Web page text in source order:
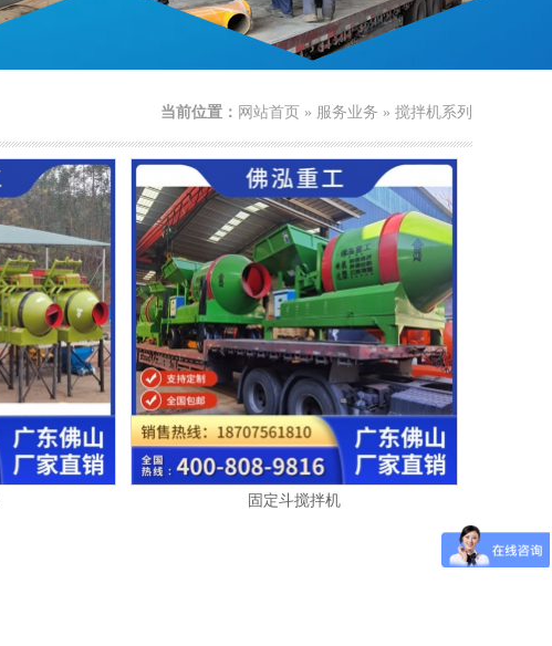
当前位置： 网站首页 » 服务业务 » 搅拌机系列
固定斗搅拌机